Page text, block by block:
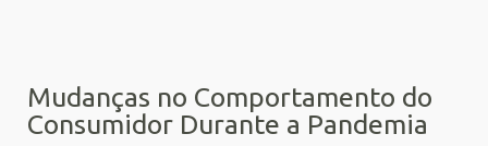
Mudanças no Comportamento do
Consumidor Durante a Pandemia